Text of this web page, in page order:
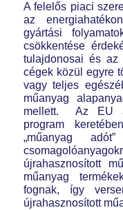
A felelős piaci
az
gyártási
csökkentése
tulajdonosai és az
cégek közül egyre
vagy teljes
műanyag
mellett. Az EU a
program
„műanyag
újrahasznosított
műanyag
fognak, így
újrahasznosított